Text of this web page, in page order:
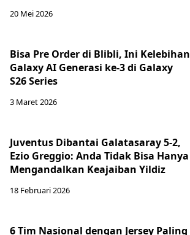
20 Mei 2026
Bisa Pre Order di Blibli, Ini Kelebihan
Galaxy AI Generasi ke-3 di Galaxy
S26 Series
3 Maret 2026
Juventus Dibantai Galatasaray 5-2,
Ezio Greggio: Anda Tidak Bisa Hanya
Mengandalkan Keajaiban Yildiz
18 Februari 2026
6 Tim Nasional dengan Jersey Paling